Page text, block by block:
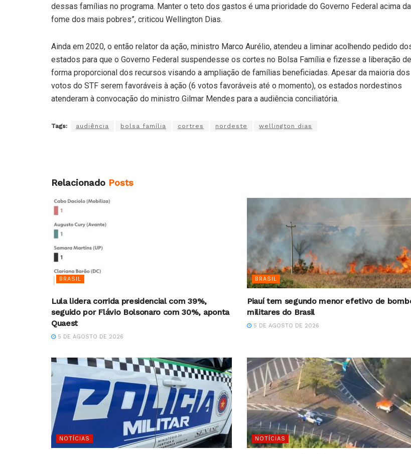
dessas famílias no programa. Manter o teto dos gastos é uma prioridade do Governo Federal acima da
fome dos mais pobres”, criticou Wellington Dias.
Ainda em 2020, o então relator da ação, ministro Marco Aurélio, atendeu a liminar acolhendo pedido
estados para que o Governo Federal suspendesse os cortes no Bolsa Família e fizesse a liberação de
forma proporcional dos recursos visando a ampliação de famílias beneficiadas. Apesar da maioria dos
votos do STF serem favoráveis à ação (6 votos favoráveis até o momento), os estados nordestinos
atenderam à convocação do ministro Gilmar Mendes para a audiência conciliatória.
Tags: audiência bolsa família cortres nordeste wellington dias
Relacionado Posts
BRASIL
Lula lidera corrida presidencial com 39%,
seguido por Flávio Bolsonaro com 30%, aponta
Quaest
5 DE AGOSTO DE 2026
BRASIL
Piauí tem segundo menor efetivo de
militares do Brasil
5 DE AGOSTO DE 2026
NOTÍCIAS NOTÍCIAS